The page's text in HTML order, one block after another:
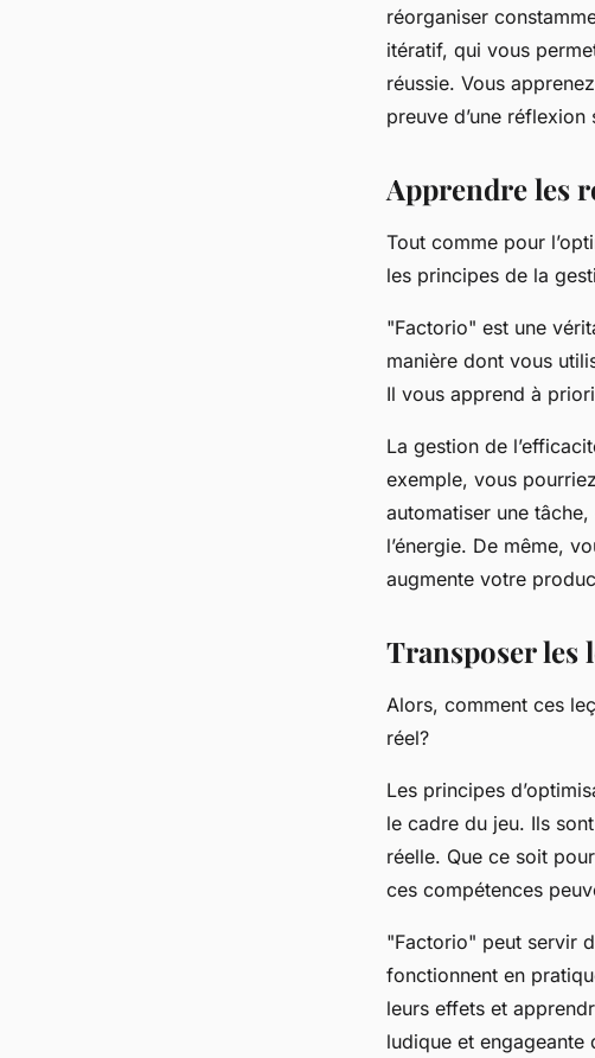
réorganiser
itératif, qui vous
réussie. Vous
preuve d’une
Apprendre les
Tout comme pour
les principes de la
"Factorio" est une
manière dont vous
Il vous apprend à
La gestion de
exemple, vous
automatiser une
l’énergie. De même,
augmente votre
Transposer les
Alors, comment ces
réel?
Les principes
le cadre du jeu. Ils
réelle. Que ce soit
ces compétences
"Factorio" peut servir
fonctionnent en
leurs effets et
ludique et engageante